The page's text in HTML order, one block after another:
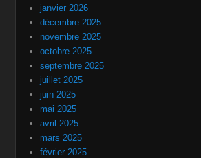
janvier 2026
décembre 2025
novembre 2025
octobre 2025
septembre 2025
juillet 2025
juin 2025
mai 2025
avril 2025
mars 2025
février 2025